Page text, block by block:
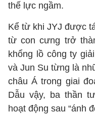
thế lực ngầm.
Kể từ khi JYJ được
từ con cưng trở
khổng lồ công ty
và Jun Su từng là
châu Á trong giai
Dẫu vậy, ba thần
hoạt động sau “ánh